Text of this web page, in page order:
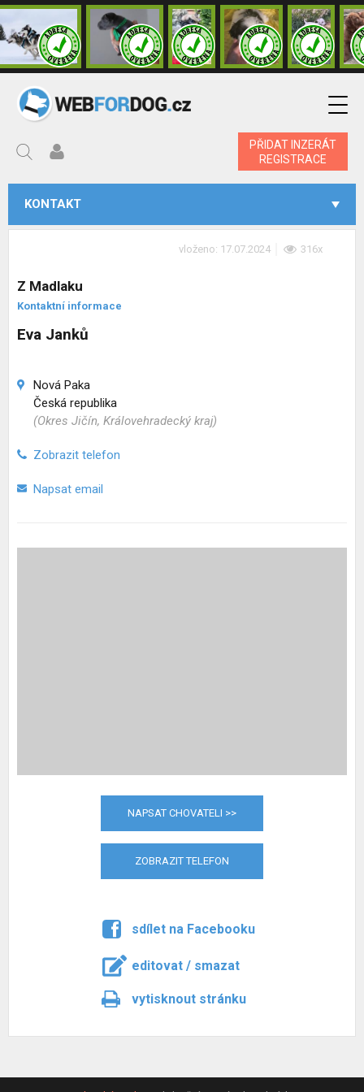
PŘIDAT INZERÁT
REGISTRACE
KONTAKT
vloženo: 17.07.2024 316x
Z Madlaku
Kontaktní informace
Eva Janků
Nová Paka
Česká republika
(Okres Jičín, Královehradecký kraj)
Zobrazit telefon
Napsat email
NAPSAT CHOVATELI >>
ZOBRAZIT TELEFON
sdílet na Facebooku
editovat / smazat
vytisknout stránku